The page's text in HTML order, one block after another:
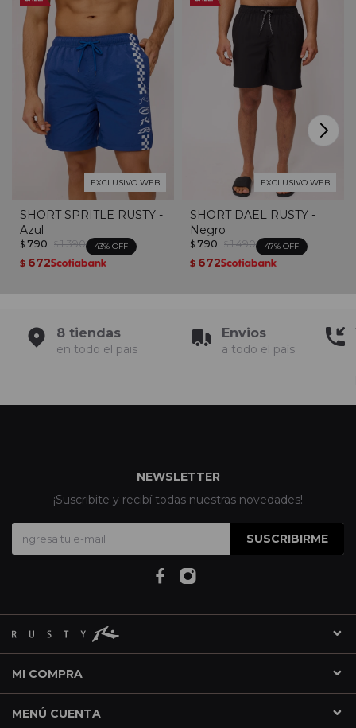
EXCLUSIVO WEB
SHORT SPRITLE RUSTY -
Azul
$ 790 $ 1.390 43
$ 672
EXCLUSIVO WEB
SHORT DAEL RUSTY -
Negro
$ 790 $ 1.490 47
$ 672
8 tiendas
en todo el pais
Envios
a todo el país
MI COMPRA
MENÚ CUENTA
NEWSLETTER
¡Suscribite y recibí todas nuestras novedades!
SUSCRIBIRME